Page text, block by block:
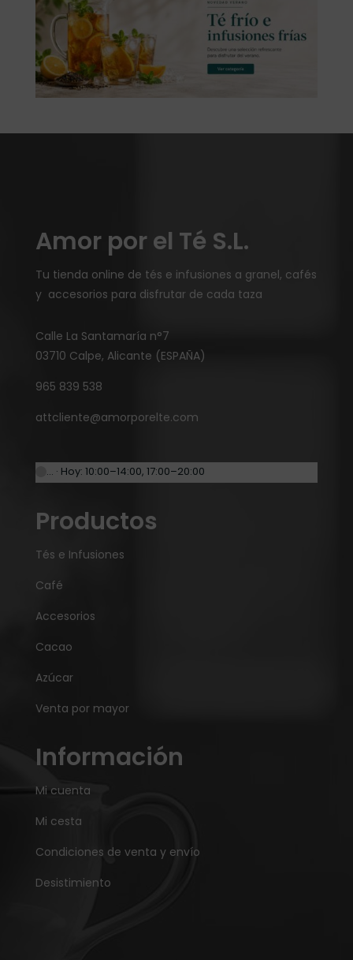
Amor por el Té S.L.
Tu tienda online de tés e infusiones a granel, cafés
y accesorios para disfrutar de cada taza
Calle La Santamaría n°7
03710 Calpe, Alicante (ESPAÑA)
965 839 538
attcliente@amorporelte.com
… · Hoy: 10:00–14:00, 17:00–20:00
Productos
Tés e Infusiones
Café
Accesorios
Cacao
Azúcar
Venta por mayor
Información
Mi cuenta
Mi cesta
Condiciones de venta y envío
Desistimiento